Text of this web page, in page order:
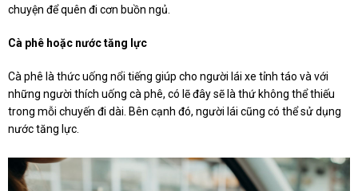
chuyện để quên đi cơn buồn ngủ.
Cà phê hoặc nước tăng lực
Cà phê là thức uống nổi tiếng giúp cho người lái xe tỉnh táo và với
những người thích uống cà phê, có lẽ đây sẽ là thứ không thể thiếu
trong mỗi chuyến đi dài. Bên cạnh đó, người lái cũng có thể sử dụng
nước tăng lực.